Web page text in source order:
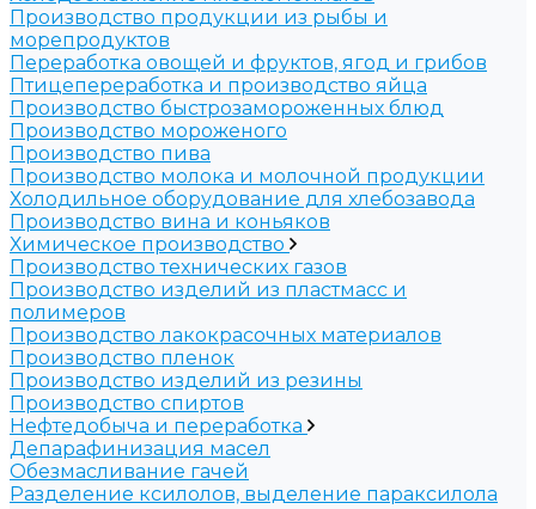
Производство продукции из рыбы и
морепродуктов
Переработка овощей и фруктов, ягод и грибов
Птицепереработка и производство яйца
Производство быстрозамороженных блюд
Производство мороженого
Производство пива
Производство молока и молочной продукции
Холодильное оборудование для хлебозавода
Производство вина и коньяков
Химическое производство
Производство технических газов
Производство изделий из пластмасс и
полимеров
Производство лакокрасочных материалов
Производство пленок
Производство изделий из резины
Производство спиртов
Нефтедобыча и переработка
Депарафинизация масел
Обезмасливание гачей
Разделение ксилолов, выделение параксилола